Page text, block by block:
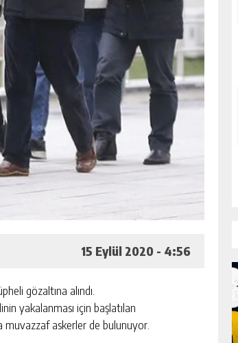
15 Eylül 2020 - 4:56
gözaltına alındı.
yakalanması için başlatılan
muvazzaf askerler de bulunuyor.